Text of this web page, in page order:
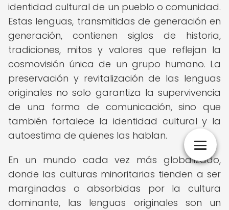
identidad cultural de un pueblo o comunidad.
Estas lenguas, transmitidas de generación en
generación, contienen siglos de historia,
tradiciones, mitos y valores que reflejan la
cosmovisión única de un grupo humano. La
preservación y revitalización de las lenguas
originales no solo garantiza la supervivencia
de una forma de comunicación, sino que
también fortalece la identidad cultural y la
autoestima de quienes las hablan.
En un mundo cada vez más globalizado,
donde las culturas minoritarias tienden a ser
marginadas o absorbidas por la cultura
dominante, las lenguas originales son un